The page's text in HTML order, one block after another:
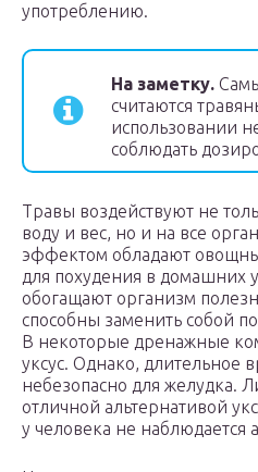
употреблению.
На заметку.
считаются
использовании
соблюдать
Травы воздействуют не
воду и вес, но и на все
эффектом обладают
для похудения в домашних
обогащают организм
способны заменить собой
В некоторые дренажные
уксус. Однако, длительное
небезопасно для желудка.
отличной альтернативой
у человека не наблюдается